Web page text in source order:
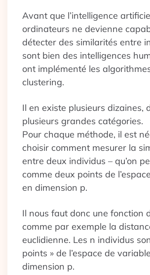
Avant que l’intelligence
ordinateurs ne devienne
détecter des similarités entre
sont bien des intelligences
ont implémenté les
clustering.
Il en existe plusieurs dizaines,
plusieurs grandes catégories.
Pour chaque méthode, il est
choisir comment mesurer la
entre deux individus – qu’on
comme deux points de
en dimension p.
Il nous faut donc une fonction
comme par exemple la
euclidienne. Les n individus
points » de l’espace de
dimension p.